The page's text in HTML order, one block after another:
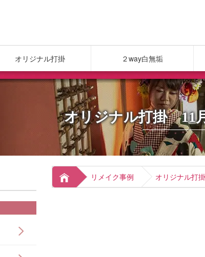
オリジナル打掛 ２way白無垢
オリジナル打掛 11
リメイク事例 オリジナル